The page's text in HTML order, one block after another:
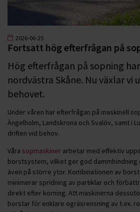
2026-06-25
Fortsatt hög efterfrågan på
Hög efterfrågan på sopning
nordvästra Skåne. Nu växlar
behovet.
Under våren har efterfrågan på maskinell
Ängelholm, Landskrona och Svalöv, samt i
driften vid behov.
Våra sopmaskiner arbetar med effektiv
borstsystem, vilket ger god dammbindning
även på större ytor. Kombinationen av
minimerar spridning av partiklar och
direkt efter körning. Att maskinerna
borstar för enklare ogräsrensning av t.ex.